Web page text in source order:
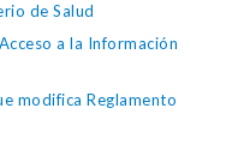
de Salud
a la Información
modifica Reglamento